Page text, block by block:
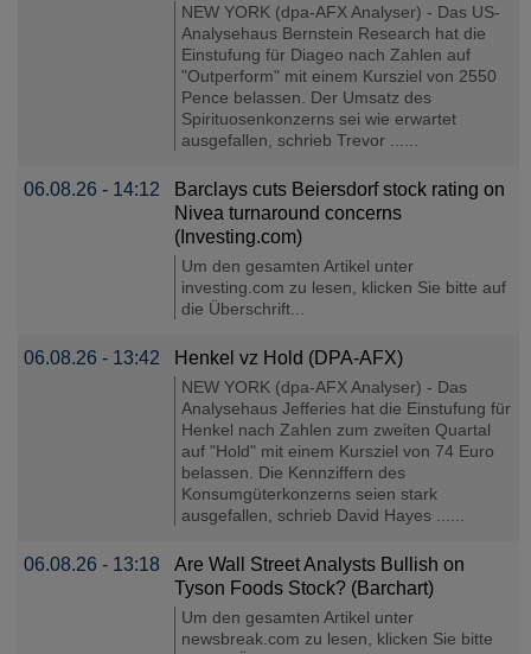
NEW YORK (dpa-AFX Analyser) - Das US-
Analysehaus Bernstein Research hat die
Einstufung für Diageo nach Zahlen auf
"Outperform" mit einem Kursziel von 2550
Pence belassen. Der Umsatz des
Spirituosenkonzerns sei wie erwartet
ausgefallen, schrieb Trevor ......
06.08.26 - 14:12
Barclays cuts Beiersdorf stock rating on
Nivea turnaround concerns
(Investing.com)
Um den gesamten Artikel unter
investing.com zu lesen, klicken Sie bitte auf
die Überschrift...
06.08.26 - 13:42 Henkel vz Hold (DPA-AFX)
NEW YORK (dpa-AFX Analyser) - Das
Analysehaus Jefferies hat die Einstufung für
Henkel nach Zahlen zum zweiten Quartal
auf "Hold" mit einem Kursziel von 74 Euro
belassen. Die Kennziffern des
Konsumgüterkonzerns seien stark
ausgefallen, schrieb David Hayes ......
06.08.26 - 13:18
Are Wall Street Analysts Bullish on
Tyson Foods Stock? (Barchart)
Um den gesamten Artikel unter
newsbreak.com zu lesen, klicken Sie bitte